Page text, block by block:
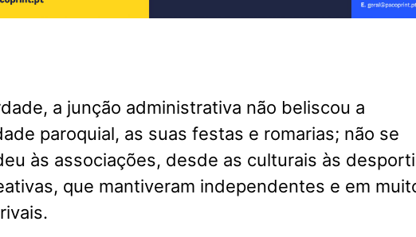
a junção administrativa não beliscou a
paroquial, as suas festas e romarias; não se
às associações, desde as culturais às
que mantiveram independentes e em